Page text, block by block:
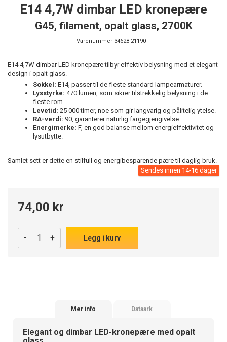
E14 4,7W dimbar LED kronepære
G45, filament, opalt glass, 2700K
Varenummer 34628-21190
E14 4,7W dimbar LED kronepære tilbyr effektiv belysning med et elegant
design i opalt glass.
Sokkel: E14, passer til de fleste standard lampearmaturer.
Lysstyrke: 470 lumen, som sikrer tilstrekkelig belysning i de
fleste rom.
Levetid: 25 000 timer, noe som gir langvarig og pålitelig ytelse.
RA-verdi: 90, garanterer naturlig fargegjengivelse.
Energimerke: F, en god balanse mellom energieffektivitet og
lysutbytte.
Samlet sett er dette en stilfull og energibesparende pære til daglig bruk.
Sendes innen 14-16 dager
74,00 kr
- + Legg i kurv
Mer info Dataark
Elegant og dimbar LED-kronepære med opalt